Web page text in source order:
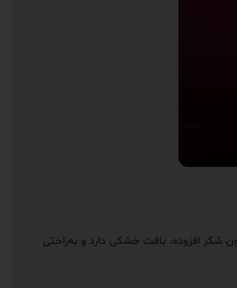
شکر افزوده، بافت خشکی دارد و به‌راحتی